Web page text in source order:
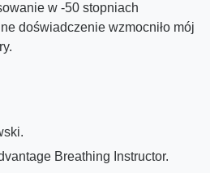
w -50 stopniach
doświadczenie wzmocniło mój
Breathing Instructor.